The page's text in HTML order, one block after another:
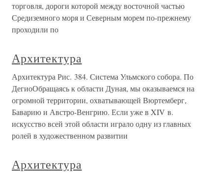
торговля, дороги которой между восточной частью
Средиземного моря и Северным морем по-прежнему
проходили по
Архитектура
Архитектура Рис. 384. Система Ульмского собора. По
ДегиоОбращаясь к области Дуная, мы оказываемся на
огромной территории, охватывающей Вюртемберг,
Баварию и Австро-Венгрию. Если уже в XIV в.
искусство всей этой области играло одну из главных
ролей в художественном развитии
Архитектура